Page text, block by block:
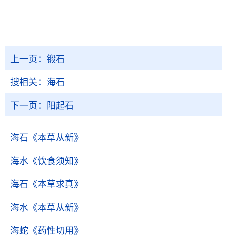
上一页： 锻石
搜相关： 海石
下一页： 阳起石
海石 《本草从新》
海水 《饮食须知》
海石 《本草求真》
海水 《本草从新》
海蛇 《药性切用》